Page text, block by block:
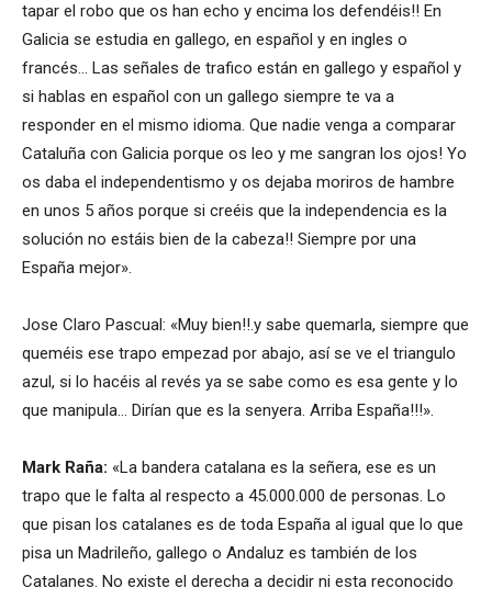
tapar el robo que os han echo y encima los defendéis!! En
Galicia se estudia en gallego, en español y en ingles o
francés… Las señales de trafico están en gallego y español y
si hablas en español con un gallego siempre te va a
responder en el mismo idioma. Que nadie venga a comparar
Cataluña con Galicia porque os leo y me sangran los ojos! Yo
os daba el independentismo y os dejaba moriros de hambre
en unos 5 años porque si creéis que la independencia es la
solución no estáis bien de la cabeza!! Siempre por una
España mejor».
Jose Claro Pascual: «Muy bien!!.y sabe quemarla, siempre que
queméis ese trapo empezad por abajo, así se ve el triangulo
azul, si lo hacéis al revés ya se sabe como es esa gente y lo
que manipula… Dirían que es la senyera. Arriba España!!!».
Mark Raña: «La bandera catalana es la señera, ese es un
trapo que le falta al respecto a 45.000.000 de personas. Lo
que pisan los catalanes es de toda España al igual que lo que
pisa un Madrileño, gallego o Andaluz es también de los
Catalanes. No existe el derecha a decidir ni esta reconocido